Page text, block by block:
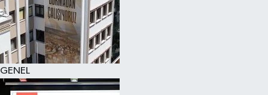
GENEL
KÜLTÜR SANAT
MAGAZİN
SAĞLIK